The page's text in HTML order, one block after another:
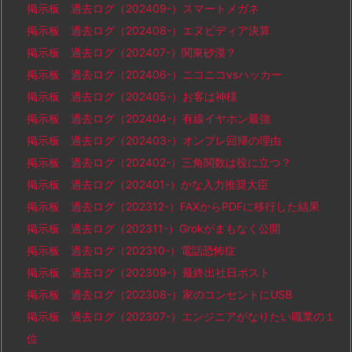
掲示板 過去ログ（202409-）スマートメガネ
掲示板 過去ログ（202408-）エヌビディア決算
掲示板 過去ログ（202407-）関東砂漠？
掲示板 過去ログ（202406-）ニコニコvsハッカー
掲示板 過去ログ（202405-）お客は神様
掲示板 過去ログ（202404-）有線イヤホン最強
掲示板 過去ログ（202403-）オンプレ回帰の理由
掲示板 過去ログ（202402-）三角関数は役に立つ？
掲示板 過去ログ（202401-）かな入力推奨大臣
掲示板 過去ログ（202312-）FAXからPDFに移行した結果
掲示板 過去ログ（202311-）Grokがまもなく公開
掲示板 過去ログ（202310-）電話恐怖症
掲示板 過去ログ（202309-）最終出社日ポスト
掲示板 過去ログ（202308-）家のコンセントにUSB
掲示板 過去ログ（202307-）エンジニアがなりたい職業の１
位